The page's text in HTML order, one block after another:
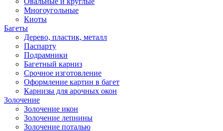
Многоугольные
Киоты
Багеты
Дерево, пластик, металл
Паспарту
Подрамники
Багетный карниз
Срочное изготовление
Оформление картин в багет
Карнизы для арочных окон
Золочение
Золочение икон
Золочение лепнины
Золочение поталью